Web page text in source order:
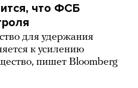
что ФСБ
для удержания
к усилению
пишет Bloomberg